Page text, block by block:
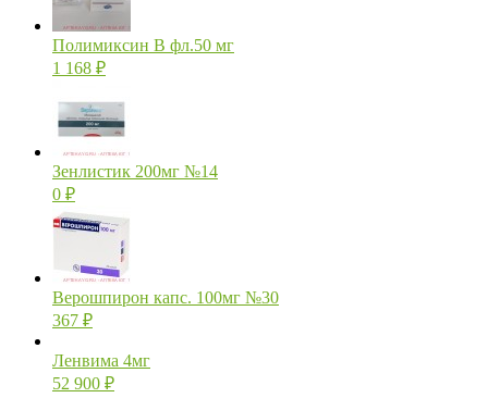
Полимиксин В фл.50 мг
1 168 ₽
Зенлистик 200мг №14
0 ₽
Верошпирон капс. 100мг №30
367 ₽
Ленвима 4мг
52 900 ₽